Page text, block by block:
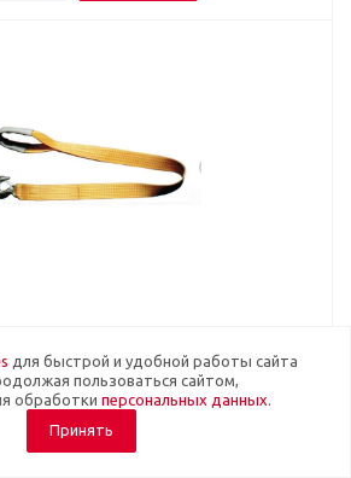
SY-TS04-020-4м 2т крюк и
петля
Много Артикул: AVT2300
TS04-020-4м 2т крюк и петля
для быстрой и удобной работы сайта
пользоваться сайтом,
обработки персональных данных.
Принять